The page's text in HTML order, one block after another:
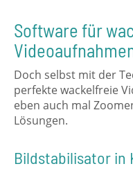
Software für
Doch selbst mit der
perfekte wackelfreie
eben auch mal
Lösungen.
Bildstabilisator in